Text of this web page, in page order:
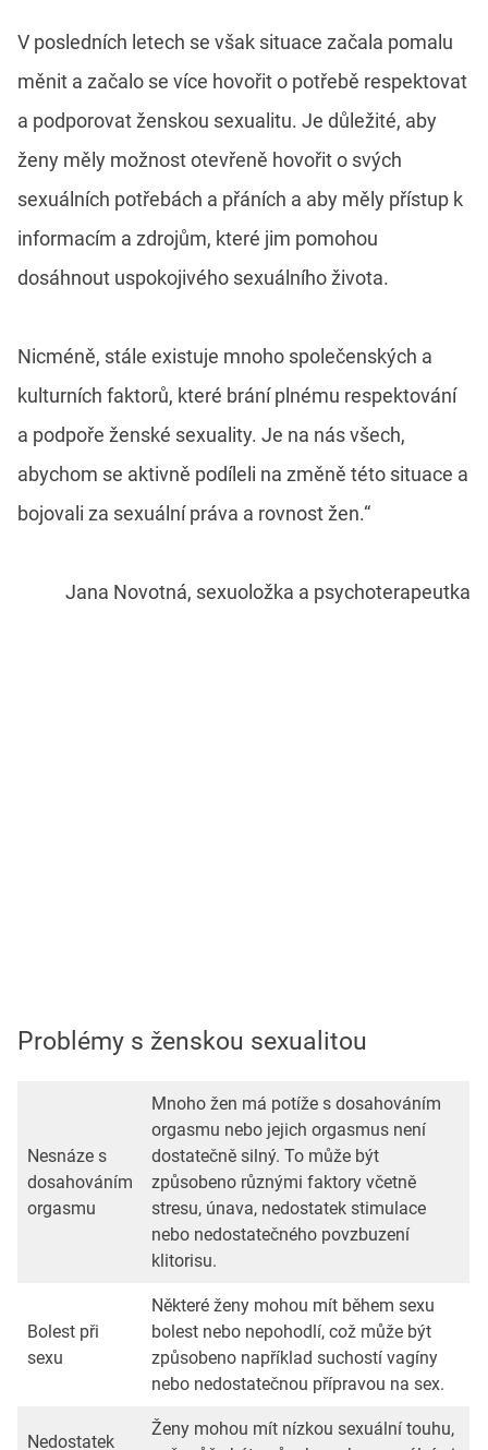
V posledních letech se však situace začala pomalu
měnit a začalo se více hovořit o potřebě respektovat
a podporovat ženskou sexualitu. Je důležité, aby
ženy měly možnost otevřeně hovořit o svých
sexuálních potřebách a přáních a aby měly přístup k
informacím a zdrojům, které jim pomohou
dosáhnout uspokojivého sexuálního života.
Nicméně, stále existuje mnoho společenských a
kulturních faktorů, které brání plnému respektování
a podpoře ženské sexuality. Je na nás všech,
abychom se aktivně podíleli na změně této situace a
bojovali za sexuální práva a rovnost žen.“
Jana Novotná, sexuoložka a psychoterapeutka
Problémy s ženskou sexualitou
Nesnáze s
dosahováním
orgasmu
Mnoho žen má potíže s dosahováním
orgasmu nebo jejich orgasmus není
dostatečně silný. To může být
způsobeno různými faktory včetně
stresu, únava, nedostatek stimulace
nebo nedostatečného povzbuzení
klitorisu.
Bolest při
sexu
Některé ženy mohou mít během sexu
bolest nebo nepohodlí, což může být
způsobeno například suchostí vagíny
nebo nedostatečnou přípravou na sex.
Nedostatek
Ženy mohou mít nízkou sexuální touhu,